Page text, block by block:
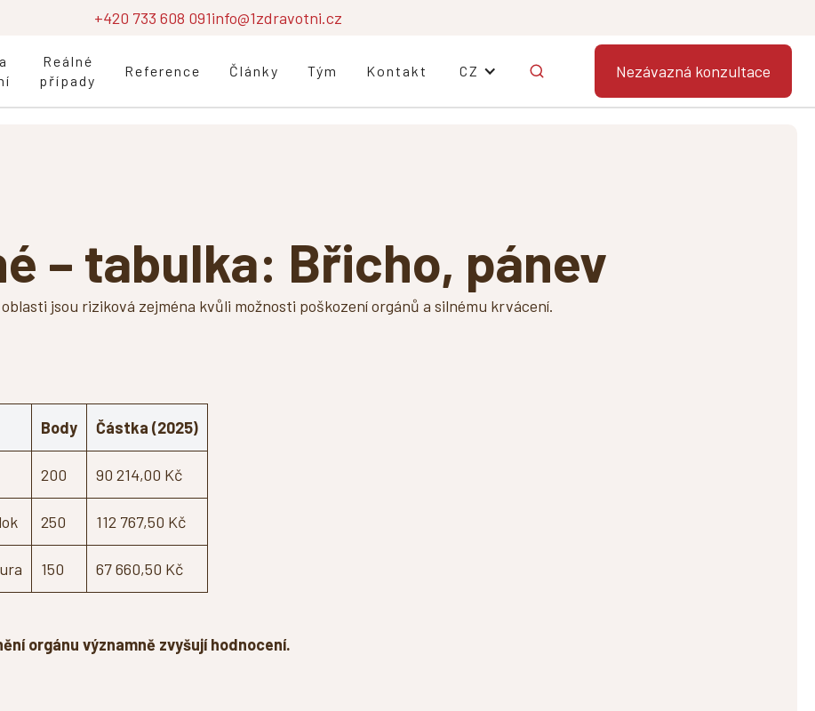
+420 733 608 091info@1zdravotni.cz
Reálné
případy
Reference Články Tým Kontakt CZ Nezávazná konzultace
– tabulka: Břicho, pánev
jsou riziková zejména kvůli možnosti poškození orgánů a silnému krvácení.
Body Částka (2025)
200 90 214,00 Kč
250 112 767,50 Kč
150 67 660,50 Kč
orgánu významně zvyšují hodnocení.